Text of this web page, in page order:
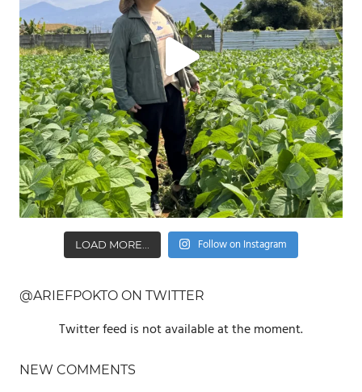
LOAD MORE... Follow on Instagram
@ARIEFPOKTO ON TWITTER
Twitter feed is not available at the moment.
NEW COMMENTS